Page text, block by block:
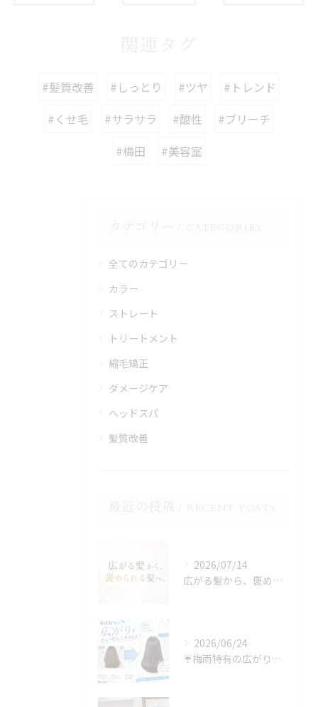
関連タグ
#髪質改善 #しっとり #ツヤ
#トレンド
#くせ毛
#サラサラ #酸性
#ブリーチ
#梅田
#美容室
全てのカテゴリー
カラー
ストレート
トリートメント
縮毛矯正
ダメージケア
ヘッドスパ
髪質改善
2026/07/14
広がる髪から、褒められる髪へ。
2026/06/24
☔️梅雨特有の広がり、諦めていませんか？☔️